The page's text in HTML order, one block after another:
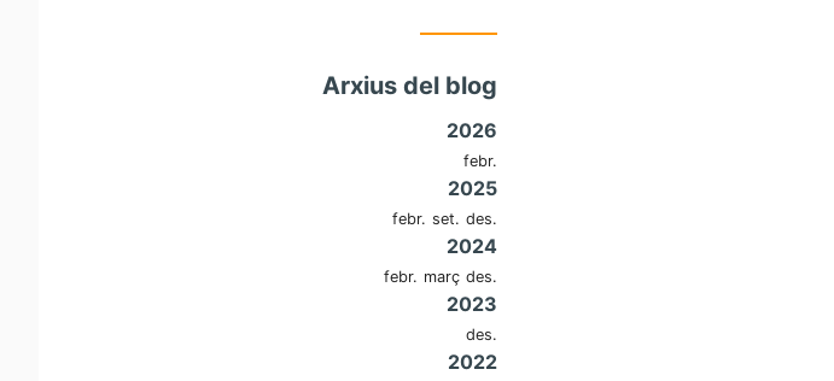
Arxius del blog
2026
febr.
2025
febr. set. des.
2024
febr. març des.
2023
des.
2022